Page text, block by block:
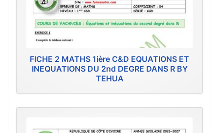
FICHE 2 MATHS 1ière C&D EQUATIONS ET
INEQUATIONS DU 2nd DEGRE DANS R BY
TEHUA